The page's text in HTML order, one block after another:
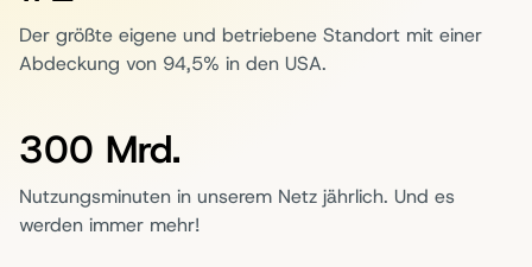
Der größte eigene und betriebene Standort mit einer
Abdeckung von 94,5% in den USA.
300 Mrd.
Nutzungsminuten in unserem Netz jährlich. Und es
werden immer mehr!